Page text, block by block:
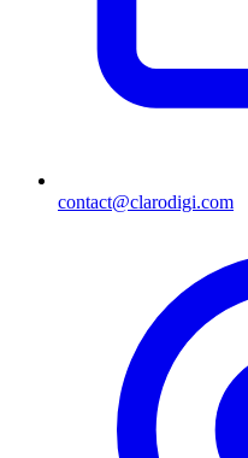
contact@clarodigi.com